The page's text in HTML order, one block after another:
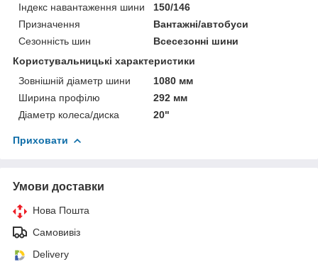
Індекс навантаження шини
150/146
Призначення
Вантажні/автобуси
Сезонність шин
Всесезонні шини
Користувальницькі характеристики
Зовнішній діаметр шини
1080 мм
Ширина профілю
292 мм
Діаметр колеса/диска
20"
Приховати
Умови доставки
Нова Пошта
Самовивіз
Delivery